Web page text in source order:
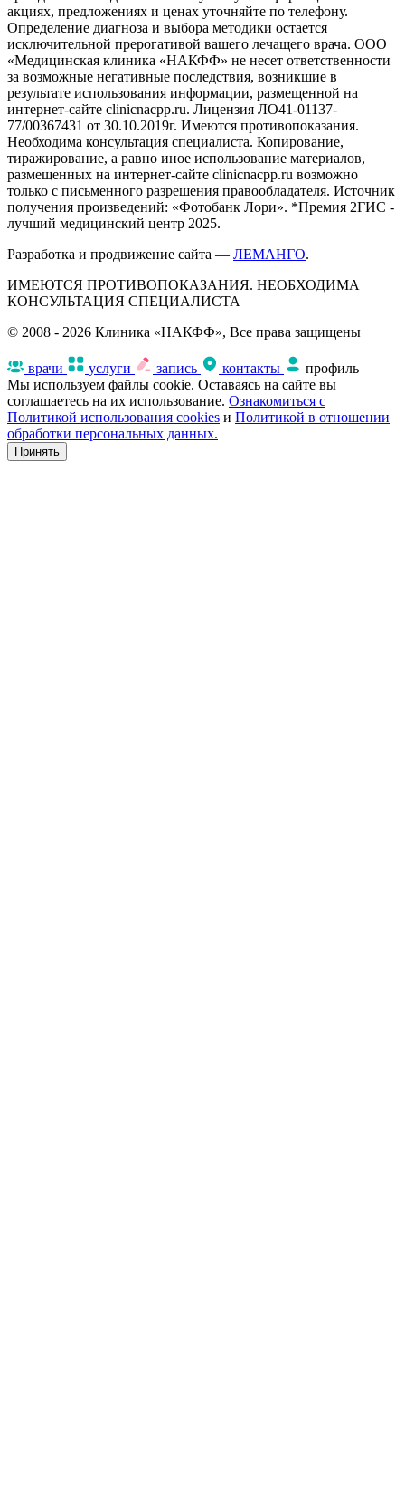
акциях, предложениях и ценах уточняйте по телефону.
Определение диагноза и выбора методики остается
исключительной прерогативой вашего лечащего врача. ООО
«Медицинская клиника «НАКФФ» не несет ответственности
за возможные негативные последствия, возникшие в
результате использования информации, размещенной на
интернет-сайте clinicnacpp.ru. Лицензия ЛО41-01137-
77/00367431 от 30.10.2019г. Имеются противопоказания.
Необходима консультация специалиста. Копирование,
тиражирование, а равно иное использование материалов,
размещенных на интернет-сайте clinicnacpp.ru возможно
только с письменного разрешения правообладателя. Источник
получения произведений: «Фотобанк Лори». *Премия 2ГИС -
лучший медицинский центр 2025.
Разработка и продвижение сайта — ЛЕМАНГО.
ИМЕЮТСЯ ПРОТИВОПОКАЗАНИЯ. НЕОБХОДИМА
КОНСУЛЬТАЦИЯ СПЕЦИАЛИСТА
© 2008 - 2026 Клиника «НАКФФ», Все права защищены
врачи услуги запись контакты
профиль
Мы используем файлы cookie. Оставаясь на сайте вы
соглашаетесь на их использование. Ознакомиться с
Политикой использования cookies и Политикой в отношении
обработки персональных данных.
Принять